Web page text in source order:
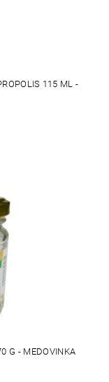
115 ML -
G - MEDOVINKA